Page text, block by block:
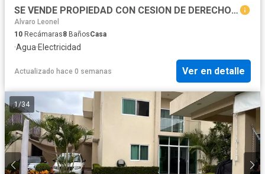
SE VENDE PROPIEDAD CON CESION DE DERECHOS EN YAUTEPEC SE ENTRA POR AV CUAHNUAHUAC IDEAL PARA HACER UNA VENCIDAD Y RENTARLA CUANTO CON 10 CUARTOS Y TI
Alvaro Leonel
10 Recámaras8 BañosCasa
·Agua·Electricidad
Actualizado hace 0 semanas Ver en detalle
1/34